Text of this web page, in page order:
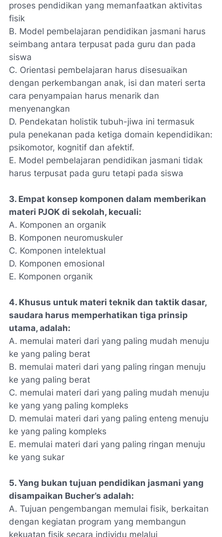
proses pendidikan yang memanfaatkan aktivitas
fisik
B. Model pembelajaran pendidikan jasmani harus
seimbang antara terpusat pada guru dan pada
siswa
C. Orientasi pembelajaran harus disesuaikan
dengan perkembangan anak, isi dan materi serta
cara penyampaian harus menarik dan
menyenangkan
D. Pendekatan holistik tubuh-jiwa ini termasuk
pula penekanan pada ketiga domain kependidikan:
psikomotor, kognitif dan afektif.
E. Model pembelajaran pendidikan jasmani tidak
harus terpusat pada guru tetapi pada siswa
3. Empat konsep komponen dalam memberikan
materi PJOK di sekolah, kecuali:
A. Komponen an organik
B. Komponen neuromuskuler
C. Komponen intelektual
D. Komponen emosional
E. Komponen organik
4. Khusus untuk materi teknik dan taktik dasar,
saudara harus memperhatikan tiga prinsip
utama, adalah:
A. memulai materi dari yang paling mudah menuju
ke yang paling berat
B. memulai materi dari yang paling ringan menuju
ke yang paling berat
C. memulai materi dari yang paling mudah menuju
ke yang yang paling kompleks
D. memulai materi dari yang paling enteng menuju
ke yang paling kompleks
E. memulai materi dari yang paling ringan menuju
ke yang sukar
5. Yang bukan tujuan pendidikan jasmani yang
disampaikan Bucher’s adalah:
A. Tujuan pengembangan memulai fisik, berkaitan
dengan kegiatan program yang membangun
kekuatan fisik secara individu melalui